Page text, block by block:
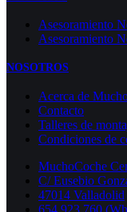
Asesoramiento
Asesoramiento
NOSOTROS
Acerca de
Contacto
Talleres de
Condiciones de
MuchoCoche
C/ Eusebio
47014 Valladolid
654 923 760